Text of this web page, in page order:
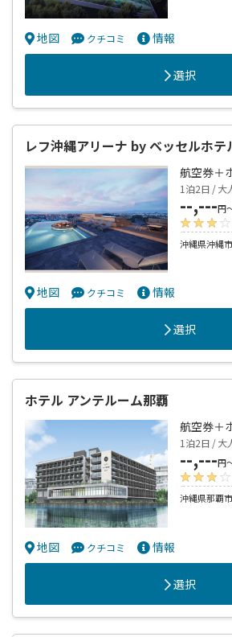
地図 クチコミ 情報
選択
レフ沖縄アリーナ by ベッセルホテ
航空券＋
1泊2日 / 大
--,---円
沖縄県沖縄
地図 クチコミ 情報
選択
ホテル アンテルーム那覇
航空券＋
1泊2日 / 大
--,---円
沖縄県那覇
地図 クチコミ 情報
選択